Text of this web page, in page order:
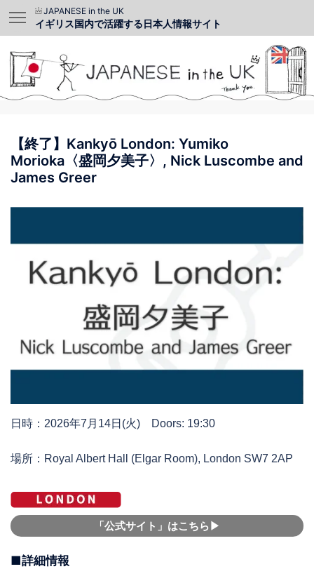
JAPANESE in the UK
イギリス国内で活躍する日本人情報サイト
【終了】Kankyō London: Yumiko
Morioka〈盛岡夕美子〉, Nick Luscombe and
James Greer
日時：2026年7月14日(火) Doors: 19:30
場所：Royal Albert Hall (Elgar Room), London SW7 2AP
「公式サイト」はこちら▶︎
■詳細情報